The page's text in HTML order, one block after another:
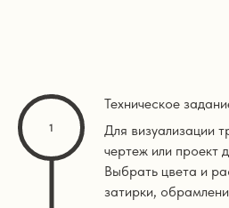
Техническое
Для визуализации
чертеж или проект
Выбрать цвета и
затирки,